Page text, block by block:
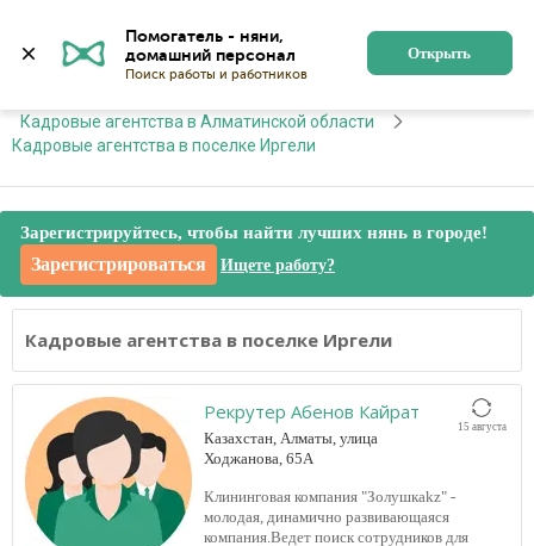
Помогатель - няни,
Поиск работы и работников
Открыть
Алматы Регистрация
Кадровые агентства в Алматинской области
Кадровые агентства в поселке Иргели
Зарегистрируйтесь, чтобы найти лучших нянь в городе!
Зарегистрироваться Ищете работу?
Кадровые агентства в поселке Иргели
15 августа
Рекрутер Абенов Кайрат
Казахстан, Алматы, улица
Ходжанова, 65А
Клининговая компания "Золушкаkz" -
молодая, динамично развивающаяся
компания.Ведет поиск сотрудников для